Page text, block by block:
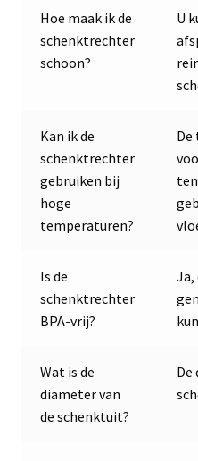
Hoe maak ik de
schenktrechter
schoon?
U
Kan ik de
schenktrechter
gebruiken bij
hoge
temperaturen?
Is de
schenktrechter
BPA-vrij?
Wat is de
diameter van
de schenktuit?
De